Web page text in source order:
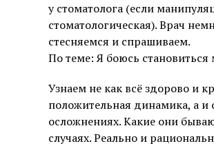
у стоматолога (если
стоматологическая). Врач
стесняемся и спрашиваем.
По теме: Я боюсь становиться
Узнаем не как всё здорово и
положительная динамика, а и
осложнениях. Какие они
случаях. Реально и